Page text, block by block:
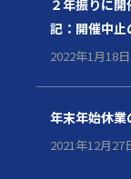
２年振りに
記：開催中止
2022年1月18日
年末年始休業
2021年12月27